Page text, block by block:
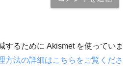
するために Akismet を使っていま
方法の詳細はこちらをご覧くださ